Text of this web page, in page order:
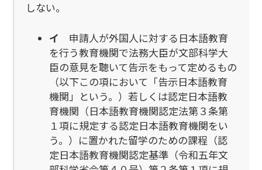
しない。
イ 申請人が外国人に対する日本語教育
を行う教育機関で法務大臣が文部科学大
臣の意見を聴いて告示をもって定めるもの
（以下この項において「告示日本語教育
機関」という。）若しくは認定日本語教
育機関（日本語教育機関認定法第３条第
１項に規定する認定日本語教育機関をい
う。）に置かれた留学のための課程（認
定日本語教育機関認定基準（令和五年文